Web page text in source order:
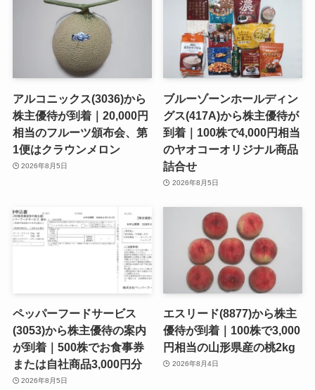
アルコニックス(3036)から
株主優待が到着｜20,000円
相当のフルーツ頒布会、第
1便はクラウンメロン
2026年8月5日
ブルーゾーンホールディン
グス(417A)から株主優待が
到着｜100株で4,000円相当
のヤオコーオリジナル商品
詰合せ
2026年8月5日
ペッパーフードサービス
(3053)から株主優待の案内
が到着｜500株でお食事券
または自社商品3,000円分
2026年8月5日
エスリード(8877)から株主
優待が到着｜100株で3,000
円相当の山形県産の桃2kg
2026年8月4日